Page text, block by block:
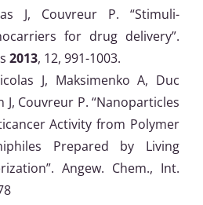
J, Couvreur P. “Stimuli-
for drug delivery”.
2013, 12, 991-1003.
J, Maksimenko A, Duc
J, Couvreur P. “Nanoparticles
Activity from Polymer
Prepared by Living
Angew. Chem., Int.